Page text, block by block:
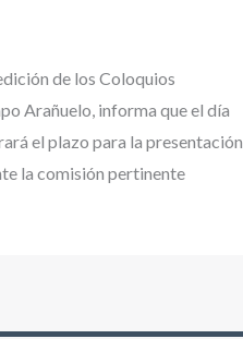
de los Coloquios
Arañuelo, informa que el día
el plazo para la presentación
la comisión pertinente